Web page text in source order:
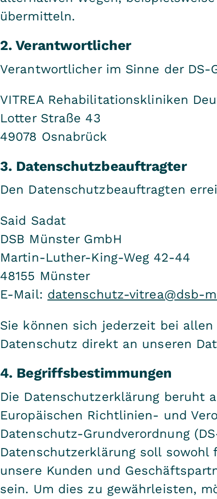
übermitteln.
2. Verantwortlicher
Verantwortlicher im Sinne der DS-
VITREA Rehabilitationskliniken
Lotter Straße 43
49078 Osnabrück
3. Datenschutzbeauftragter
Den Datenschutzbeauftragten
Said Sadat
DSB Münster GmbH
Martin-Luther-King-Weg 42-44
48155 Münster
E-Mail: datenschutz-vitrea@dsb-
Sie können sich jederzeit bei
Datenschutz direkt an unseren
4. Begriffsbestimmungen
Die Datenschutzerklärung beruht
Europäischen Richtlinien- und
Datenschutz-Grundverordnung
Datenschutzerklärung soll
unsere Kunden und
sein. Um dies zu gewährleisten,